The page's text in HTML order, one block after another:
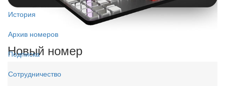
История
Архив номеров
Подписка
Сотрудничество
Новый номер